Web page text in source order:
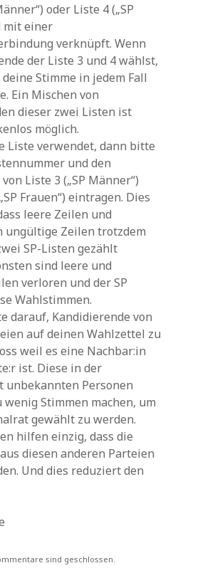
oder Liste 4 („SP
mit einer
verknüpft. Wenn
der Liste 3 und 4 wählst,
Stimme in jedem Fall
Ein Mischen von
dieser zwei Listen ist
möglich.
Liste verwendet, dann bitte
und den
Liste 3 („SP Männer“)
Frauen“) eintragen. Dies
leere Zeilen und
ungültige Zeilen trotzdem
SP-Listen gezählt
sind leere und
verloren und der SP
Wahlstimmen.
darauf, Kandidierende von
auf deinen Wahlzettel zu
weil es eine Nachbar:in
ist. Diese in der
unbekannten Personen
wenig Stimmen machen, um
gewählt zu werden.
hilfen einzig, dass die
diesen anderen Parteien
Und dies reduziert den
sind geschlossen.